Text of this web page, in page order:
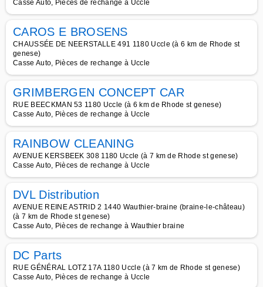
Casse Auto, Pièces de rechange à Uccle
CAROS E BROSENS
CHAUSSÉE DE NEERSTALLE 491 1180 Uccle (à 6 km de Rhode st
genese)
Casse Auto, Pièces de rechange à Uccle
GRIMBERGEN CONCEPT CAR
RUE BEECKMAN 53 1180 Uccle (à 6 km de Rhode st genese)
Casse Auto, Pièces de rechange à Uccle
RAINBOW CLEANING
AVENUE KERSBEEK 308 1180 Uccle (à 7 km de Rhode st genese)
Casse Auto, Pièces de rechange à Uccle
DVL Distribution
AVENUE REINE ASTRID 2 1440 Wauthier-braine (braine-le-château)
(à 7 km de Rhode st genese)
Casse Auto, Pièces de rechange à Wauthier braine
DC Parts
RUE GÉNÉRAL LOTZ 17A 1180 Uccle (à 7 km de Rhode st genese)
Casse Auto, Pièces de rechange à Uccle